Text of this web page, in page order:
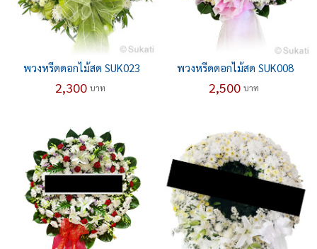
พวงหรีดดอกไม้สด SUK023
2,300 บาท
พวงหรีดดอกไม้สด SUK008
2,500 บาท